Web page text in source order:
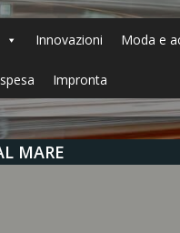
Innovazioni Moda e
Impronta
MARE